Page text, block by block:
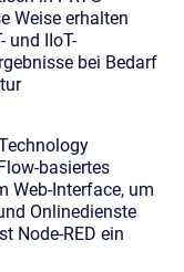
Weise erhalten
und IIoT-
bei Bedarf
basiertes
Web-Interface, um
Onlinedienste
Node-RED ein